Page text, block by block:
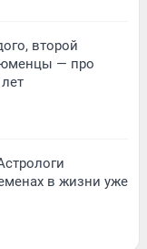
второй
— про
в жизни уже